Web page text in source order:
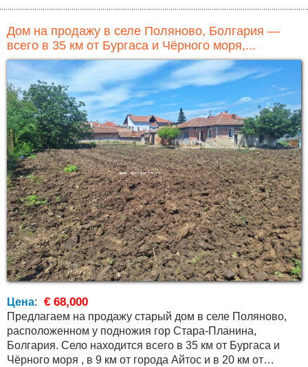
Дом на продажу в селе Поляново, Болгария —
всего в 35 км от Бургаса и Чёрного моря,...
Цена: € 68,000
Предлагаем на продажу старый дом в селе Поляново,
расположенном у подножия гор Стара-Планина,
Болгария. Село находится всего в 35 км от Бургаса и
Чёрного моря , в 9 км от города Айтос и в 20 км от